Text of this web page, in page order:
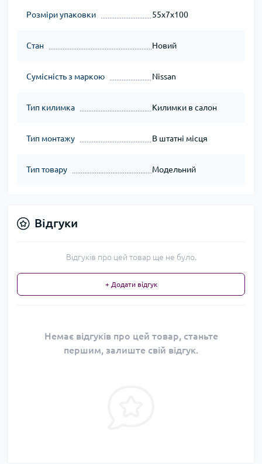
Розміри упаковки 55x7x100
Стан Новий
Сумісність з маркою Nissan
Тип килимка Килимки в салон
Тип монтажу В штатні місця
Тип товару Модельний
Відгуки
Відгуків про цей товар ще не було.
+ Додати відгук
Немає відгуків про цей товар, станьте
першим, залиште свій відгук.